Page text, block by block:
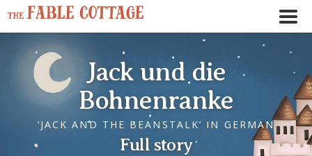
Jack und die
Bohnenranke
‘JACK AND THE BEANSTALK’ IN GERMAN
Full story